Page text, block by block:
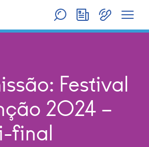
Festival
2024 –
final